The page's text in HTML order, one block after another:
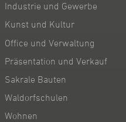
Industrie und Gewerbe
Kunst und Kultur
Office und Verwaltung
Präsentation und Verkauf
Sakrale Bauten
Waldorfschulen
Wohnen